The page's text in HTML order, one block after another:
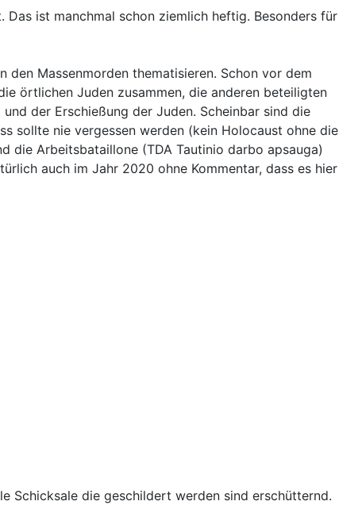
ist manchmal schon ziemlich heftig. Besonders für
Massenmorden thematisieren. Schon vor dem
örtlichen Juden zusammen, die anderen beteiligten
der Erschießung der Juden. Scheinbar sind die
sollte nie vergessen werden (kein Holocaust ohne die
die Arbeitsbataillone (TDA Tautinio darbo apsauga)
auch im Jahr 2020 ohne Kommentar, dass es hier
Schicksale die geschildert werden sind erschütternd.